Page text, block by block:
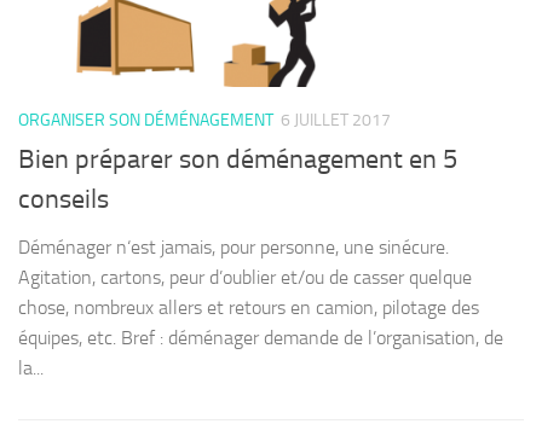
ORGANISER SON DÉMÉNAGEMENT 6 JUILLET 2017
Bien préparer son déménagement en 5
conseils
Déménager n‘est jamais, pour personne, une sinécure.
Agitation, cartons, peur d’oublier et/ou de casser quelque
chose, nombreux allers et retours en camion, pilotage des
équipes, etc. Bref : déménager demande de l’organisation, de
la...